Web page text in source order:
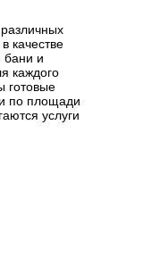
качестве
бани и
каждого
готовые
по площади
услуги